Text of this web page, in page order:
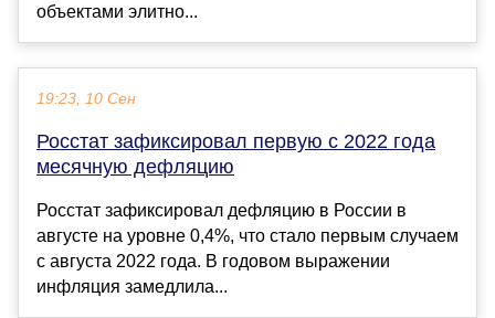
объектами элитно...
19:23, 10 Сен
Росстат зафиксировал первую с 2022 года
месячную дефляцию
Росстат зафиксировал дефляцию в России в
августе на уровне 0,4%, что стало первым случаем
с августа 2022 года. В годовом выражении
инфляция замедлила...